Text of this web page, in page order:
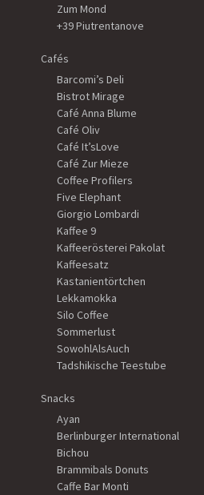
Zum Mond
+39 Piutrentanove
Cafés
Barcomi’s Deli
Bistrot Mirage
Café Anna Blume
Café Oliv
Café It’sLove
Café Zur Mieze
Coffee Profilers
Five Elephant
Giorgio Lombardi
Kaffee 9
Kaffeerösterei Pakolat
Kaffeesatz
Kastanientörtchen
Lekkamokka
Silo Coffee
Sommerlust
SowohlAlsAuch
Tadshikische Teestube
Snacks
Ayan
Berlinburger International
Bichou
Brammibals Donuts
Caffe Bar Monti